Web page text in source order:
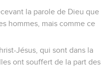
la parole de Dieu que
hommes, mais comme ce
Jésus, qui sont dans la
ont souffert de la part des